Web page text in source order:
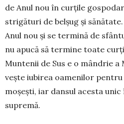
de Anul nou în curţile
strigături de belşug şi
Anul nou şi se termi­nă de
nu apucă să ter­mi­ne toate
Muntenii de Sus e o mândrie
veş­te iu­bi­rea oamenilor
mo­şeşti, iar dansul acesta
supremă.